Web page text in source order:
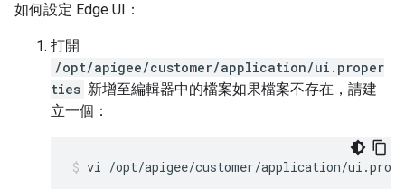
如何設定 Edge UI：
打開
/opt/apigee/customer/application/ui.proper
ties 新增至編輯器中的檔案如果檔案不存在，請建
立一個：
vi /opt/apigee/customer/application/